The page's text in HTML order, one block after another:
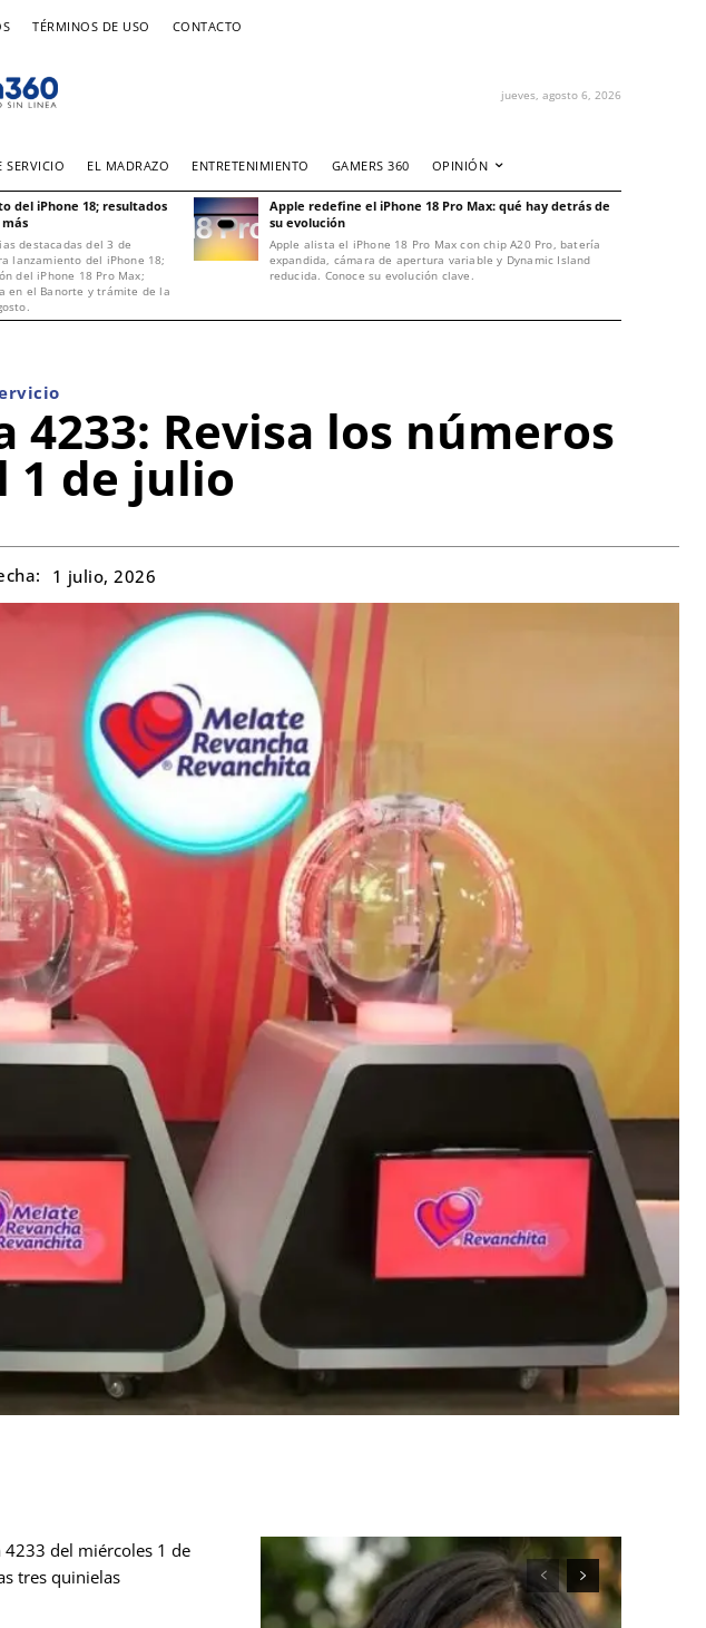
TÉRMINOS DE USO CONTACTO
jueves, agosto 6, 2026
SERVICIO EL MADRAZO ENTRETENIMIENTO GAMERS 360 OPINIÓN
del iPhone 18; resultados
destacadas del 3 de
lanzamiento del iPhone 18;
del iPhone 18 Pro Max;
en el Banorte y trámite de la
Apple redefine el iPhone 18 Pro Max: qué hay detrás de
su evolución
Apple alista el iPhone 18 Pro Max con chip A20 Pro, batería
expandida, cámara de apertura variable y Dynamic Island
reducida. Conoce su evolución clave.
Revisa los números
1 de julio
1 julio, 2026
4233 del miércoles 1 de
tres quinielas